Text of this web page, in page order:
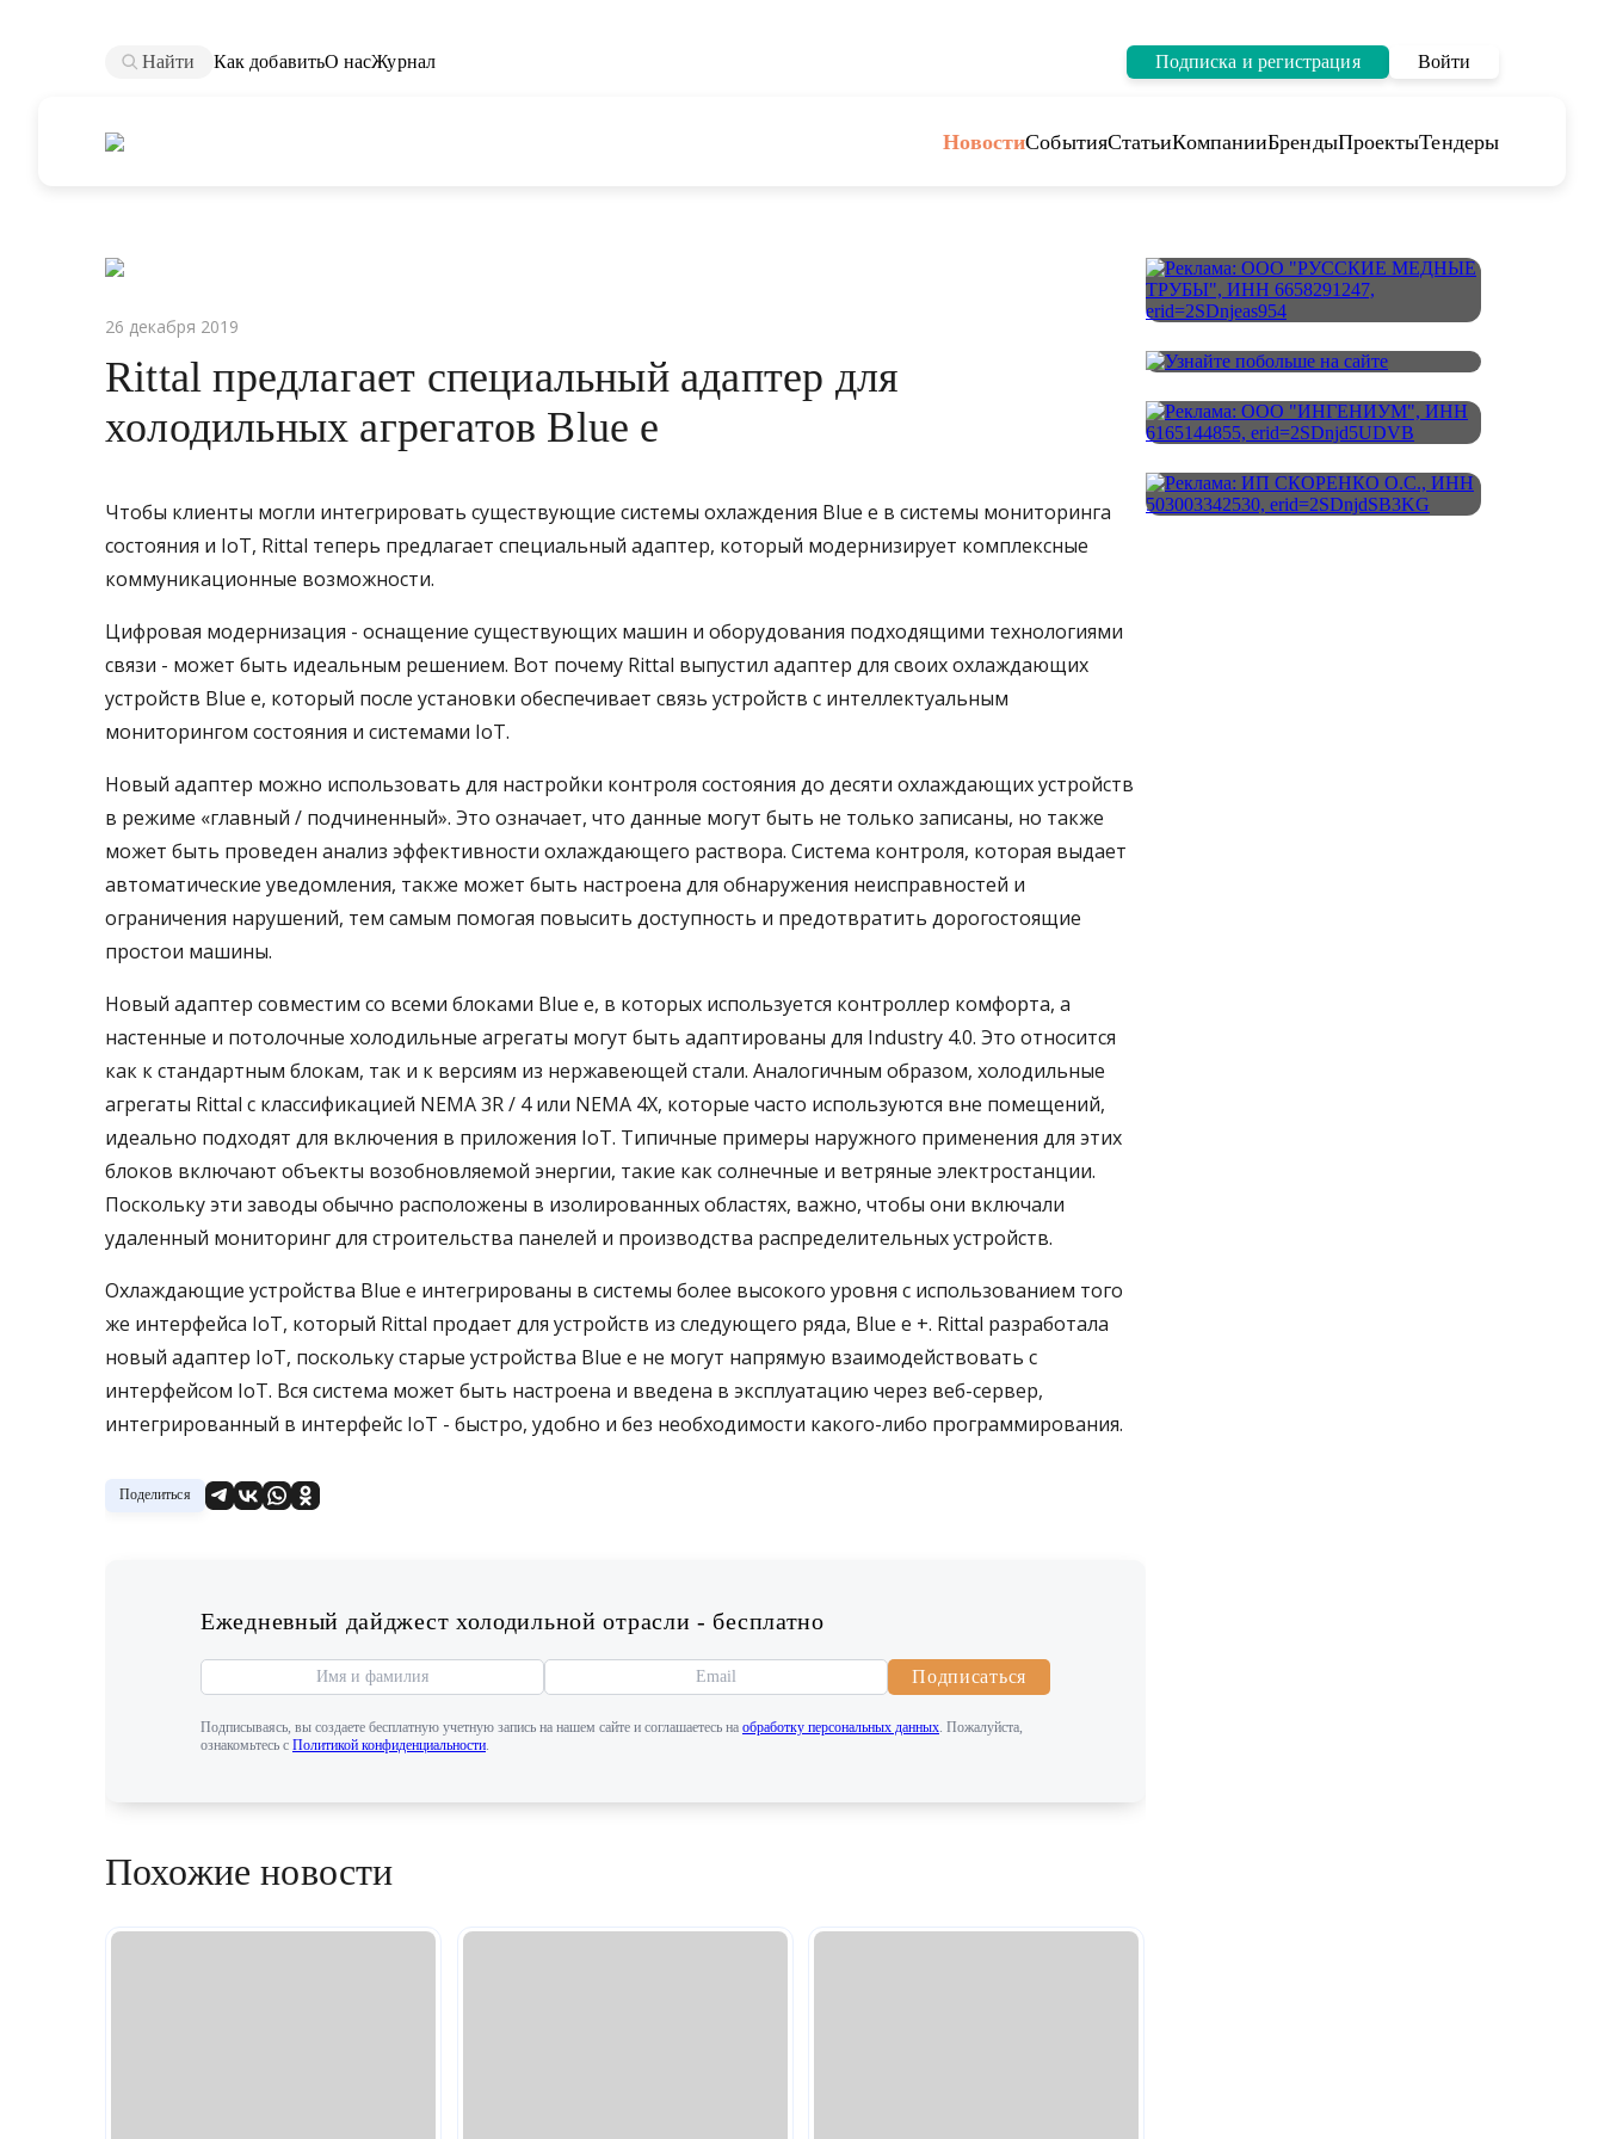
Найти Как добавитьО насЖурнал Подписка и регистрация Войти
НовостиСобытияСтатьиКомпанииБрендыПроектыТендеры
26 декабря 2019
Rittal предлагает специальный адаптер для
холодильных агрегатов Blue e
Чтобы клиенты могли интегрировать существующие системы охлаждения Blue e в системы мониторинга
состояния и IoT, Rittal теперь предлагает специальный адаптер, который модернизирует комплексные
коммуникационные возможности.
Цифровая модернизация - оснащение существующих машин и оборудования подходящими технологиями
связи - может быть идеальным решением. Вот почему Rittal выпустил адаптер для своих охлаждающих
устройств Blue e, который после установки обеспечивает связь устройств с интеллектуальным
мониторингом состояния и системами IoT.
Новый адаптер можно использовать для настройки контроля состояния до десяти охлаждающих устройств
в режиме «главный / подчиненный». Это означает, что данные могут быть не только записаны, но также
может быть проведен анализ эффективности охлаждающего раствора. Система контроля, которая выдает
автоматические уведомления, также может быть настроена для обнаружения неисправностей и
ограничения нарушений, тем самым помогая повысить доступность и предотвратить дорогостоящие
простои машины.
Новый адаптер совместим со всеми блоками Blue e, в которых используется контроллер комфорта, а
настенные и потолочные холодильные агрегаты могут быть адаптированы для Industry 4.0. Это относится
как к стандартным блокам, так и к версиям из нержавеющей стали. Аналогичным образом, холодильные
агрегаты Rittal с классификацией NEMA 3R / 4 или NEMA 4X, которые часто используются вне помещений,
идеально подходят для включения в приложения IoT. Типичные примеры наружного применения для этих
блоков включают объекты возобновляемой энергии, такие как солнечные и ветряные электростанции.
Поскольку эти заводы обычно расположены в изолированных областях, важно, чтобы они включали
удаленный мониторинг для строительства панелей и производства распределительных устройств.
Охлаждающие устройства Blue e интегрированы в системы более высокого уровня с использованием того
же интерфейса IoT, который Rittal продает для устройств из следующего ряда, Blue e +. Rittal разработала
новый адаптер IoT, поскольку старые устройства Blue e не могут напрямую взаимодействовать с
интерфейсом IoT. Вся система может быть настроена и введена в эксплуатацию через веб-сервер,
интегрированный в интерфейс IoT - быстро, удобно и без необходимости какого-либо программирования.
Поделиться
Ежедневный дайджест холодильной отрасли - бесплатно
Подписаться
Подписываясь, вы создаете бесплатную учетную запись на нашем сайте и соглашаетесь на обработку персональных данных. Пожалуйста,
ознакомьтесь с Политикой конфиденциальности.
Похожие новости